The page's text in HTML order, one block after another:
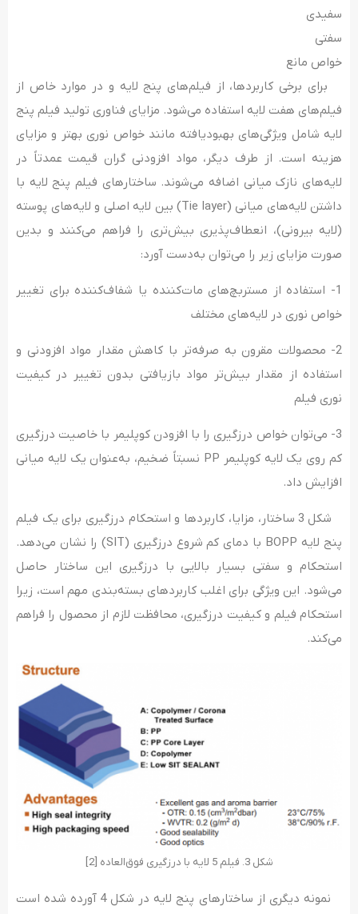
سفیدی
سفتی
خواص مانع
برای برخی کاربردها، از فیلم‌های پنج لایه و در موارد خاص از
فیلم‌های هفت لایه استفاده می‌شود. مزایای فناوری تولید فیلم پنج
لایه شامل ویژگی‌های بهبودیافته مانند خواص نوری بهتر و مزایای
هزینه است. از طرف دیگر، مواد افزودنی‌ گران قیمت عمدتاً در
لایه‌های نازک‌ میانی اضافه می‌شوند. ساختارهای فیلم پنج لایه با
داشتن لایه‌های میانی (Tie layer) بین لایه‌ اصلی و لایه‌های پوسته
(لایه بیرونی)، انعطاف‌پذیری بیش‌تری را فراهم می‌کنند و بدین
صورت مزایای زیر را می‌توان به‌دست آورد:
1- استفاده از مستربچ‌های مات‌کننده یا شفاف‌کننده برای تغییر
خواص نوری در لایه‌های مختلف
2- محصولات مقرون به صرفه‌تر با کاهش مقدار مواد افزودنی و
استفاده از مقدار بیش‌تر مواد بازیافتی بدون تغییر در کیفیت
نوری فیلم
3- می‌توان خواص درزگیری را با افزودن کوپلیمر با خاصیت درزگیری
کم روی یک لایه کوپلیمر PP نسبتاً ضخیم، به‌عنوان یک لایه میانی
افزایش داد.
شکل 3 ساختار، مزایا، کاربردها و استحکام درزگیری برای یک فیلم
پنج لایه BOPP با دمای کم شروع درزگیری (SIT) را نشان می‌دهد.
استحکام و سفتی بسیار بالایی با درزگیری این ساختار حاصل
می‌شود. این ویژگی برای اغلب کاربردهای بسته‌بندی مهم است، زیرا
استحکام فیلم و کیفیت درزگیری، محافظت لازم از محصول را فراهم
می‌کند.
شکل 3. فیلم 5 لایه با درزگیری فوق‌العاده [2]
نمونه دیگری از ساختارهای پنج لایه در شکل 4 آورده شده است